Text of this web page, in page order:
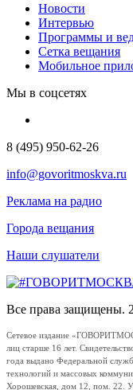
Новости
Интервью
Программы и
Сетка вещания
Мобильное
Мы в соцсетях
8 (495) 950-62-26
info@govoritmoskva.ru
Реклама на радио
Города вещания
Наши слушатели
Все права защищены.
Сетевое издание
лиц старше 16 лет.
года выдано Федеральной
технологий и массовых
Хорошевская, дом 12, пом. 22.